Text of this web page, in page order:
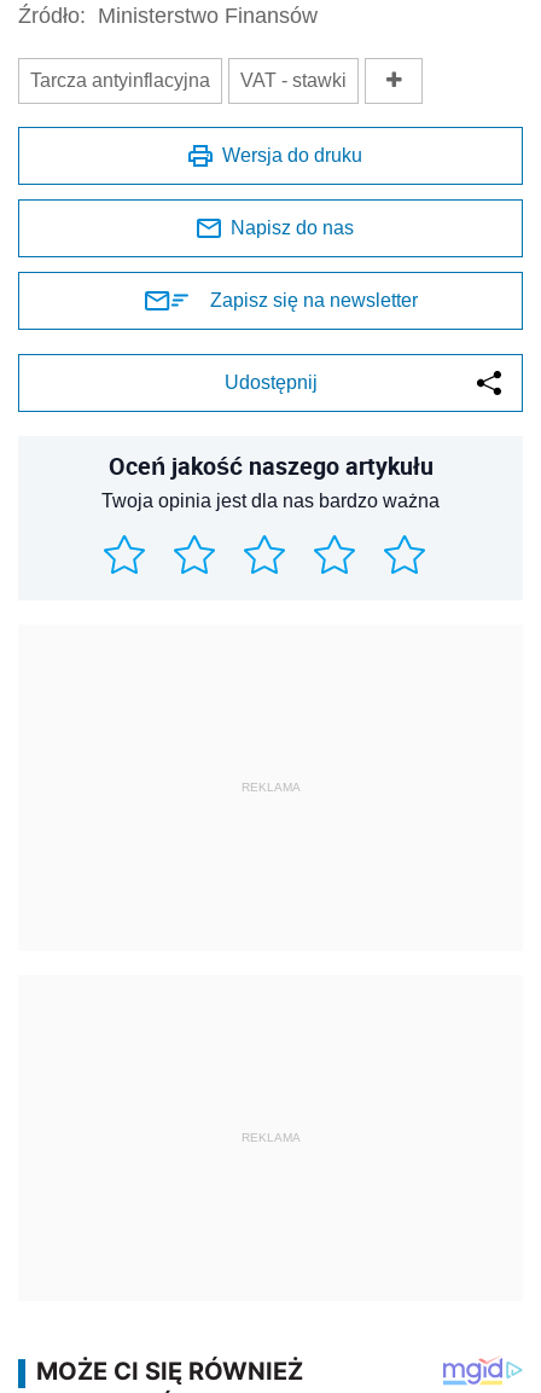
Źródło: Ministerstwo Finansów
Tarcza antyinflacyjna VAT - stawki
Wersja do druku
Napisz do nas
Zapisz się na newsletter
Udostępnij
Oceń jakość naszego artykułu
Twoja opinia jest dla nas bardzo ważna
REKLAMA
REKLAMA